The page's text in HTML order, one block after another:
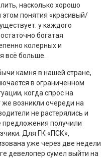
насколько хорошо
этом понятия «красивый/
у каждого
богатая
колерных и
всё больше.
камня в нашей стране,
в ограниченном
когда спрос на
возникли очереди на
не растерялись и
получили
Для ГК «ПСК»,
уже через две недели
девелопер сумел выйти на